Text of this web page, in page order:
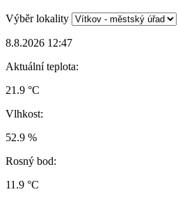
Výběr lokality
8.8.2026 12:47
Aktuální teplota:
21.9 °C
Vlhkost:
52.9 %
Rosný bod:
11.9 °C